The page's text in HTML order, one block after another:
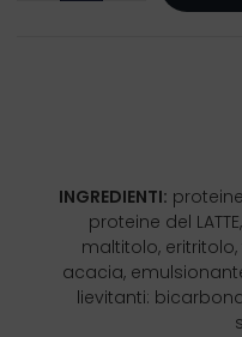
INGREDIENTI:
proteine del
maltitolo, eritritolo,
acacia,
lievitanti: